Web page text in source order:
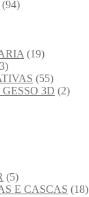
(94)
(19)
(55)
3D (2)
(5)
E CASCAS (18)